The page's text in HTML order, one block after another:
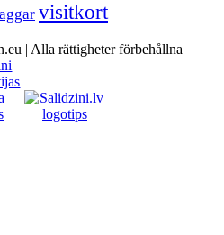
visitkort
| Alla rättigheter förbehållna